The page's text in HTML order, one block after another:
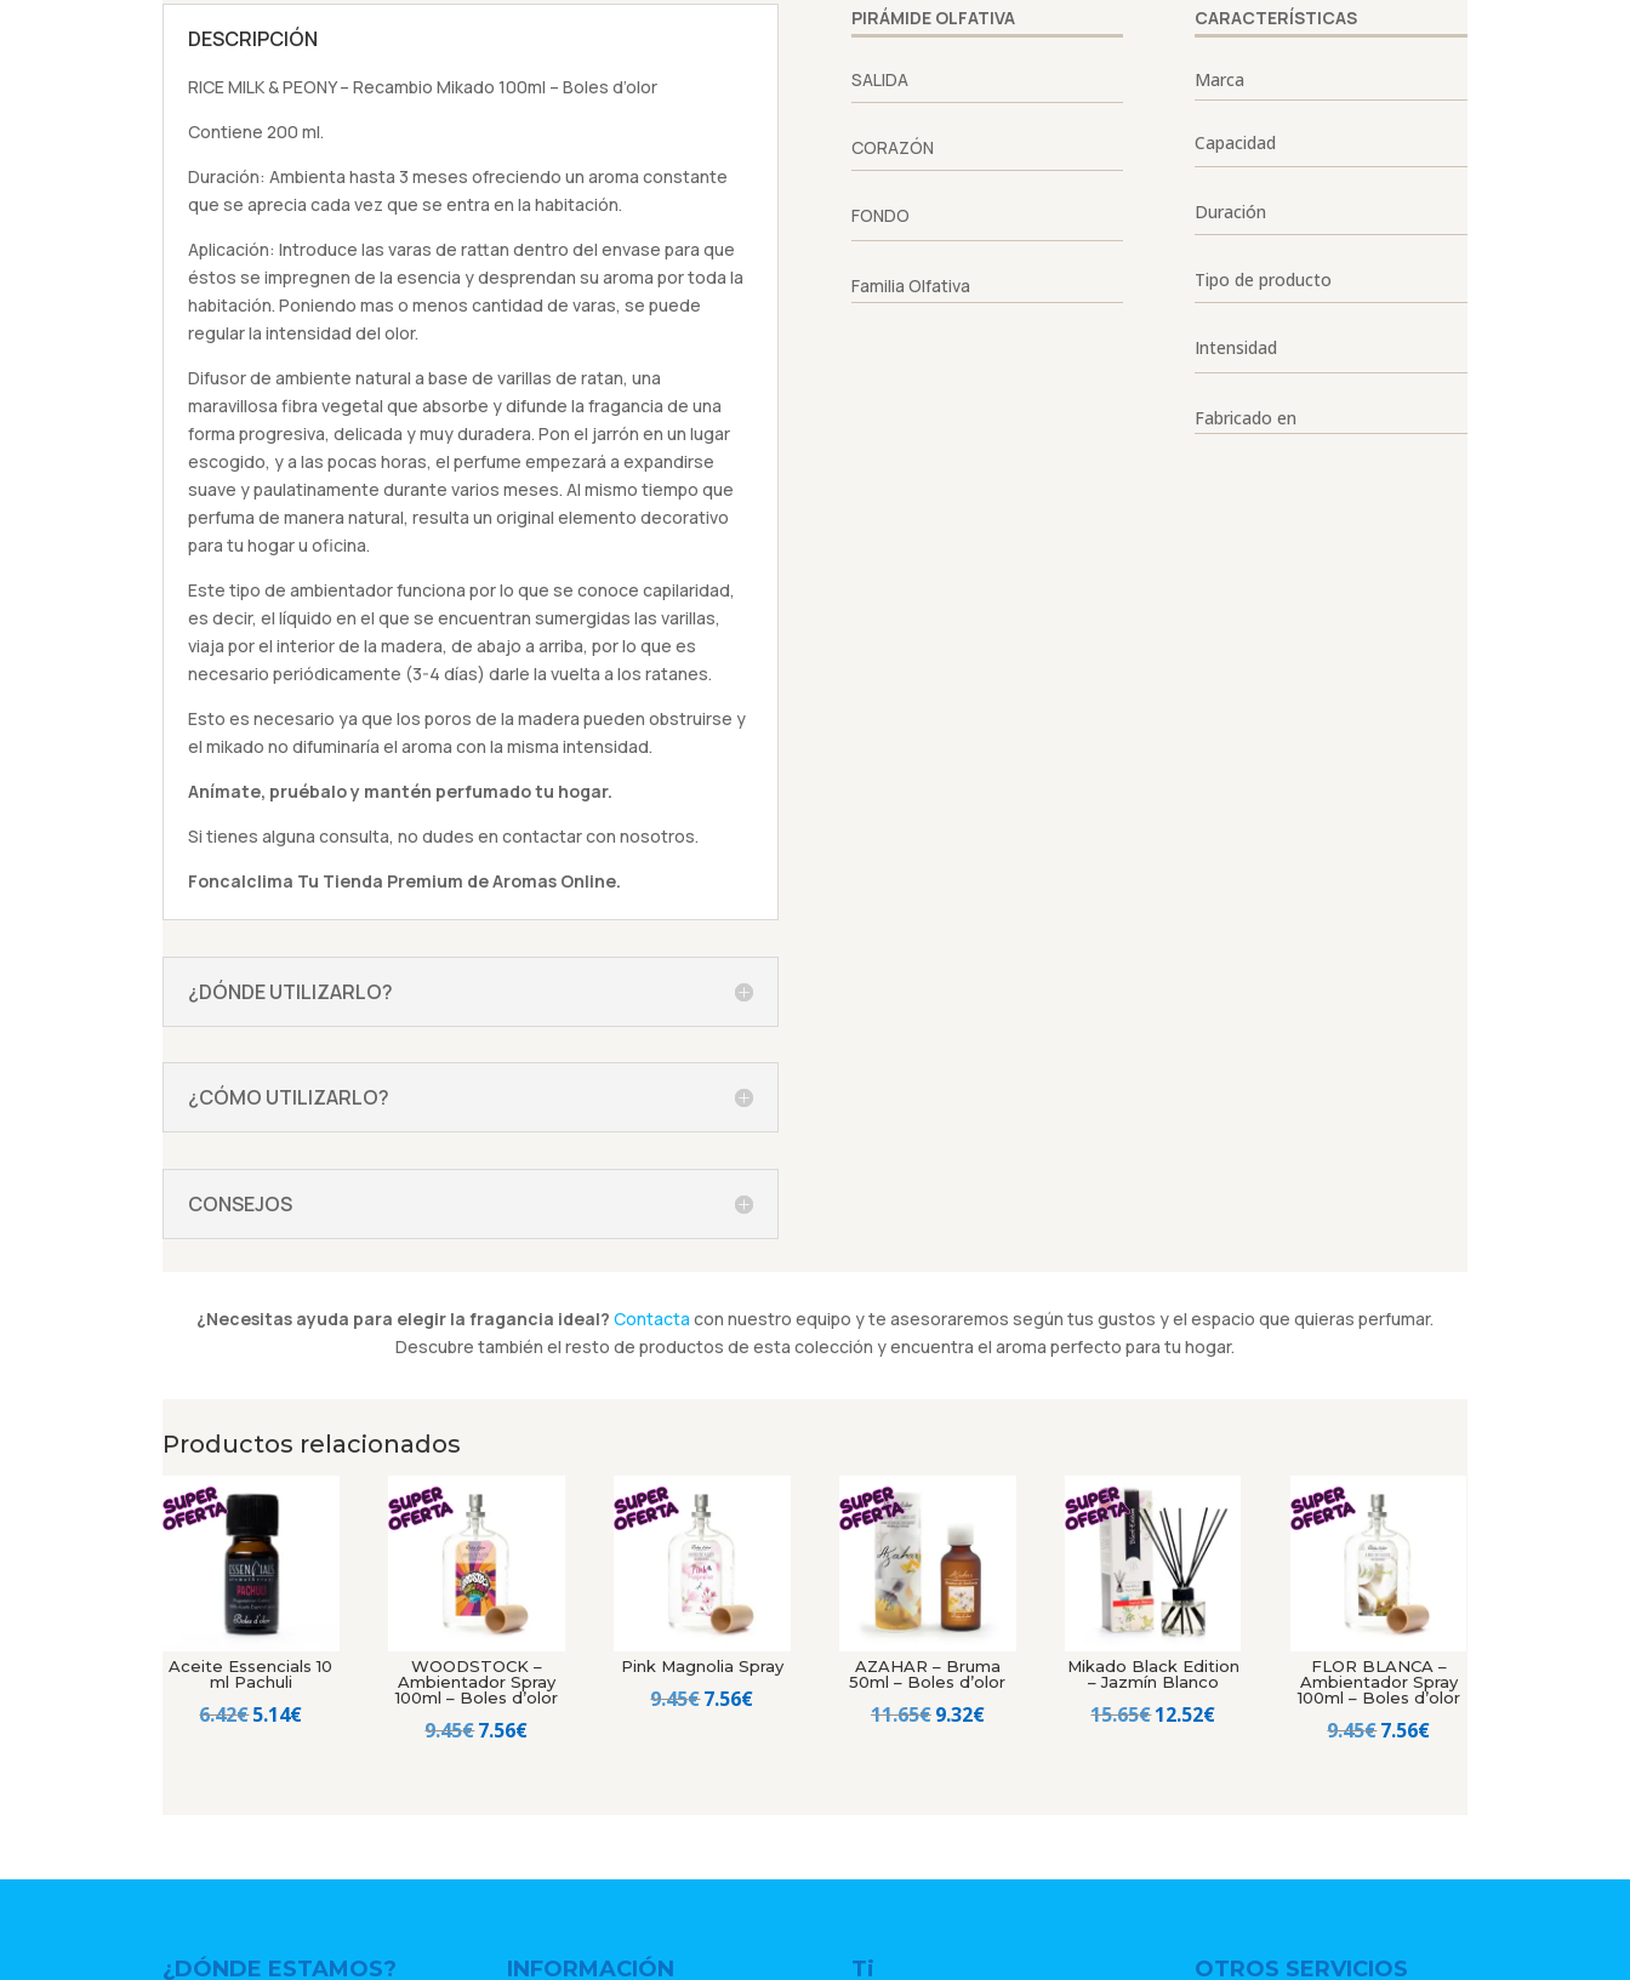
DESCRIPCIÓN
RICE MILK & PEONY – Recambio Mikado 100ml – Boles d’olor
Contiene 200 ml.
Duración: Ambienta hasta 3 meses ofreciendo un aroma constante
que se aprecia cada vez que se entra en la habitación.
Aplicación: Introduce las varas de rattan dentro del envase para que
éstos se impregnen de la esencia y desprendan su aroma por toda la
habitación. Poniendo mas o menos cantidad de varas, se puede
regular la intensidad del olor.
Difusor de ambiente natural a base de varillas de ratan, una
maravillosa fibra vegetal que absorbe y difunde la fragancia de una
forma progresiva, delicada y muy duradera. Pon el jarrón en un lugar
escogido, y a las pocas horas, el perfume empezará a expandirse
suave y paulatinamente durante varios meses. Al mismo tiempo que
perfuma de manera natural, resulta un original elemento decorativo
para tu hogar u oficina.
Este tipo de ambientador funciona por lo que se conoce capilaridad,
es decir, el líquido en el que se encuentran sumergidas las varillas,
viaja por el interior de la madera, de abajo a arriba, por lo que es
necesario periódicamente (3-4 días) darle la vuelta a los ratanes.
Esto es necesario ya que los poros de la madera pueden obstruirse y
el mikado no difuminaría el aroma con la misma intensidad.
Anímate, pruébaloy mantén perfumado tu hogar.
Si tienes algunaconsulta, no dudes en contactar con nosotros.
Foncalclima Tu Tienda Premium de Aromas Online.
¿DÓNDE UTILIZARLO?
¿CÓMO UTILIZARLO?
CONSEJOS
PIRÁMIDE OLFATIVA
SALIDA
CORAZÓN
FONDO
Familia Olfativa
CARACTERÍSTICAS
Marca
Capacidad
Duración
Tipo de producto
Intensidad
Fabricado en
¿Necesitas ayuda para elegir la fragancia ideal? Contacta con nuestro equipo y te asesoraremos según tus gustos y el espacio que quieras perfumar.
Descubre también el resto de productos de esta colección y encuentra el aroma perfecto para tu hogar.
Productos relacionados
Aceite Essencials 10
ml Pachuli
6.42€El
5.14€El
WOODSTOCK –
Ambientador Spray
100ml – Boles d’olor
9.45€El
7.56€El
Pink Magnolia Spray
9.45€El
7.56€El
AZAHAR – Bruma
50ml – Boles d’olor
11.65€El
9.32€El
Mikado Black Edition
– Jazmín Blanco
15.65€El
12.52€El
FLOR BLANCA –
Ambientador Spray
100ml – Boles d’olor
9.45€El
7.56€El
¿DÓNDE ESTAMOS? INFORMACIÓN Ti OTROS SERVICIOS